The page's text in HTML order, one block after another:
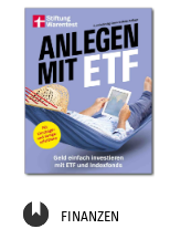
FINANZEN